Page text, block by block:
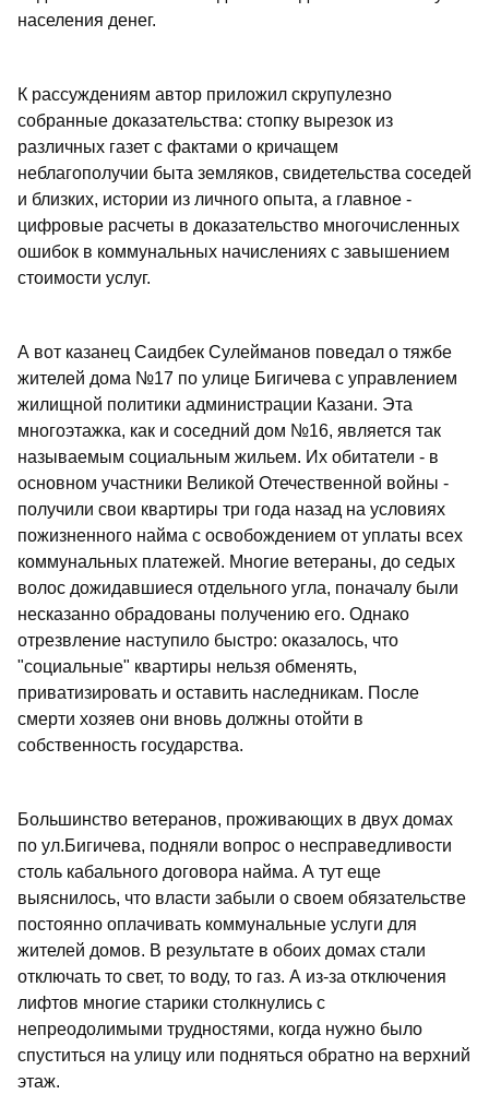
населения денег.
К рассуждениям автор приложил скрупулезно
собранные доказательства: стопку вырезок из
различных газет с фактами о кричащем
неблагополучии быта земляков, свидетельства соседей
и близких, истории из личного опыта, а главное -
цифровые расчеты в доказательство многочисленных
ошибок в коммунальных начислениях с завышением
стоимости услуг.
А вот казанец Саидбек Сулейманов поведал о тяжбе
жителей дома №17 по улице Бигичева с управлением
жилищной политики администрации Казани. Эта
многоэтажка, как и соседний дом №16, является так
называемым социальным жильем. Их обитатели - в
основном участники Великой Отечественной войны -
получили свои квартиры три года назад на условиях
пожизненного найма с освобождением от уплаты всех
коммунальных платежей. Многие ветераны, до седых
волос дожидавшиеся отдельного угла, поначалу были
несказанно обрадованы получению его. Однако
отрезвление наступило быстро: оказалось, что
"социальные" квартиры нельзя обменять,
приватизировать и оставить наследникам. После
смерти хозяев они вновь должны отойти в
собственность государства.
Большинство ветеранов, проживающих в двух домах
по ул.Бигичева, подняли вопрос о несправедливости
столь кабального договора найма. А тут еще
выяснилось, что власти забыли о своем обязательстве
постоянно оплачивать коммунальные услуги для
жителей домов. В результате в обоих домах стали
отключать то свет, то воду, то газ. А из-за отключения
лифтов многие старики столкнулись с
непреодолимыми трудностями, когда нужно было
спуститься на улицу или подняться обратно на верхний
этаж.